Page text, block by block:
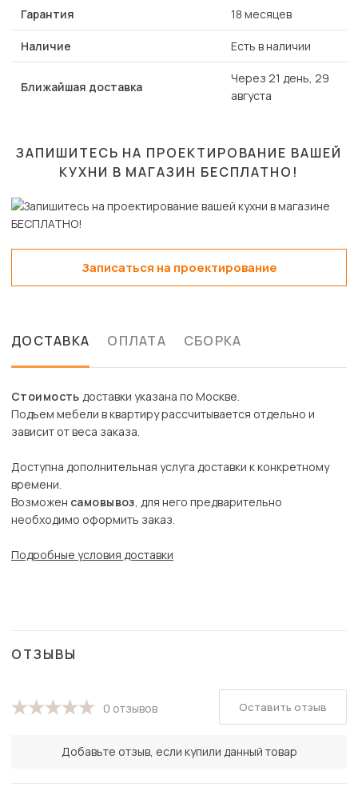
Гарантия 18 месяцев
Наличие Есть в наличии
Ближайшая доставка
Через 21 день, 29
августа
ЗАПИШИТЕСЬ НА ПРОЕКТИРОВАНИЕ ВАШЕЙ
КУХНИ В МАГАЗИН БЕСПЛАТНО!
Записаться на проектирование
ДОСТАВКА ОПЛАТА СБОРКА
Стоимость доставки указана по Москве.
Подъем мебели в квартиру рассчитывается отдельно и
зависит от веса заказа.
Доступна дополнительная услуга доставки к конкретному
времени.
Возможен самовывоз, для него предварительно
необходимо оформить заказ.
Подробные условия доставки
ОТЗЫВЫ
0 отзывов
Добавьте отзыв, если купили данный товар
Оставить отзыв